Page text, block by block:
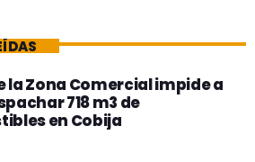
la Zona Comercial impide a
718 m3 de
en Cobija